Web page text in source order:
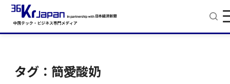
タグ：簡愛酸奶